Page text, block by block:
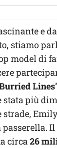
e
stiamo
model di
stata più
circa26